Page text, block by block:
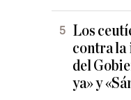
Los
contra la
del
ya» y